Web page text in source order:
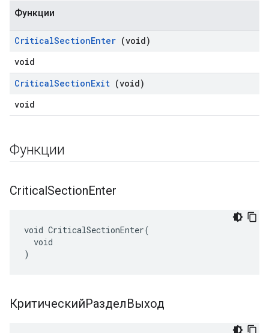
Функции
CriticalSectionEnter (void)
void
CriticalSectionExit (void)
void
Функции
CriticalSectionEnter
void CriticalSectionEnter(
  void
)
КритическийРазделВыход